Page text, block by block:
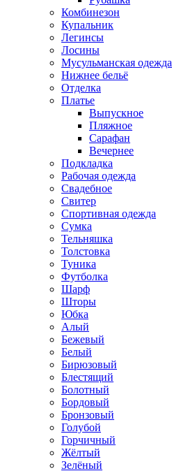
Комбинезон
Купальник
Легинсы
Лосины
Мусульманская одежда
Нижнее бельё
Отделка
Платье
Выпускное
Пляжное
Сарафан
Вечернее
Подкладка
Рабочая одежда
Свадебное
Свитер
Спортивная одежда
Сумка
Тельняшка
Толстовка
Туника
Футболка
Шарф
Шторы
Юбка
Алый
Бежевый
Белый
Бирюзовый
Блестящий
Болотный
Бордовый
Бронзовый
Голубой
Горчичный
Жёлтый
Зелёный